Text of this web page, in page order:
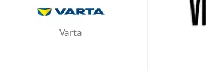
Varta